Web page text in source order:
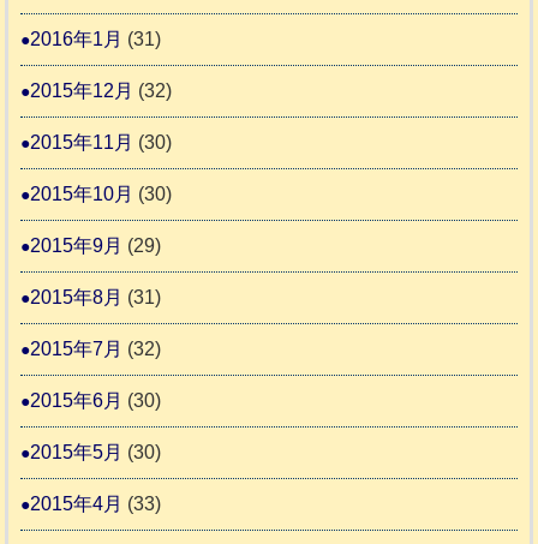
2016年1月 (31)
2015年12月 (32)
2015年11月 (30)
2015年10月 (30)
2015年9月 (29)
2015年8月 (31)
2015年7月 (32)
2015年6月 (30)
2015年5月 (30)
2015年4月 (33)